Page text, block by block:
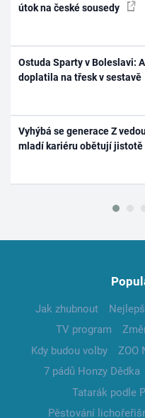
útok na české sousedy
Ostuda Sparty v Boleslavi:
doplatila na třesk v sestavě
Vyhýbá se generace Z
mladí kariéru obětují jistotě
Jak zhubnout
TV program
Kdy budou volby
ZOO
7 pádů Honzy Dědka
Tatarák podle
Pěstování